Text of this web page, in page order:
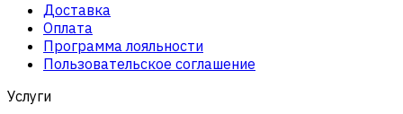
Доставка
Оплата
Программа лояльности
Пользовательское соглашение
Услуги